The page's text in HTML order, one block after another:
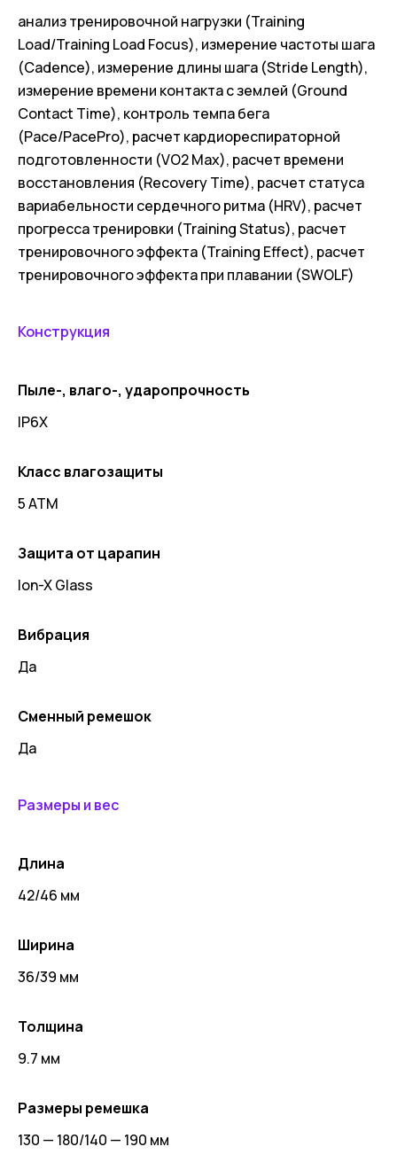
анализ тренировочной нагрузки (Training
Load/Training Load Focus), измерение частоты шага
(Cadence), измерение длины шага (Stride Length),
измерение времени контакта с землей (Ground
Contact Time), контроль темпа бега
(Pace/PacePro), расчет кардиореспираторной
подготовленности (VO2 Max), расчет времени
восстановления (Recovery Time), расчет статуса
вариабельности сердечного ритма (HRV), расчет
прогресса тренировки (Training Status), расчет
тренировочного эффекта (Training Effect), расчет
тренировочного эффекта при плавании (SWOLF)
Конструкция
Пыле-, влаго-, ударопрочность
IP6X
Класс влагозащиты
5 ATM
Защита от царапин
Ion-X Glass
Вибрация
Да
Сменный ремешок
Да
Размеры и вес
Длина
42/46 мм
Ширина
36/39 мм
Толщина
9.7 мм
Размеры ремешка
130 — 180/140 — 190 мм